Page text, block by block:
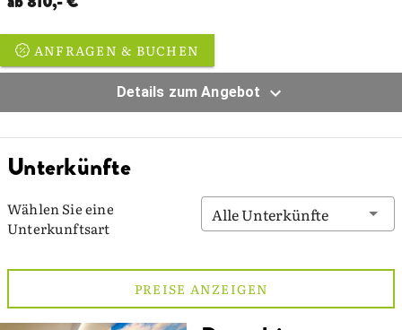
ANFRAGEN & BUCHEN
Details zum Angebot
Unterkünfte
Wählen Sie eine
Unterkunftsart
Alle Unterkünfte
PREISE ANZEIGEN